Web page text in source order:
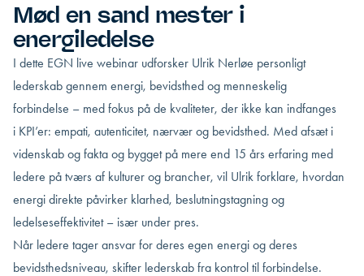
Mød en sand mester i
energiledelse
I dette EGN live webinar udforsker Ulrik Nerløe personligt
lederskab gennem energi, bevidsthed og menneskelig
forbindelse – med fokus på de kvaliteter, der ikke kan indfanges
i KPI’er: empati, autenticitet, nærvær og bevidsthed. Med afsæt i
videnskab og fakta og bygget på mere end 15 års erfaring med
ledere på tværs af kulturer og brancher, vil Ulrik forklare, hvordan
energi direkte påvirker klarhed, beslutningstagning og
ledelseseffektivitet – især under pres.
Når ledere tager ansvar for deres egen energi og deres
bevidsthedsniveau, skifter lederskab fra kontrol til forbindelse.